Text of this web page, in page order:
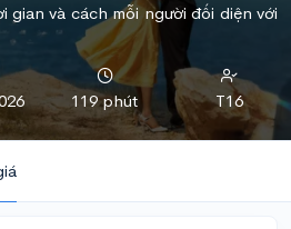
gian và cách mỗi người đối diện với
119 phút T16